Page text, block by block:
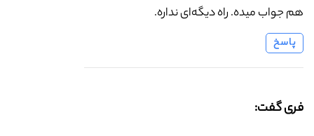
هم جواب میده. راه دیگه‌ای نداره.
پاسخ
فری گفت: